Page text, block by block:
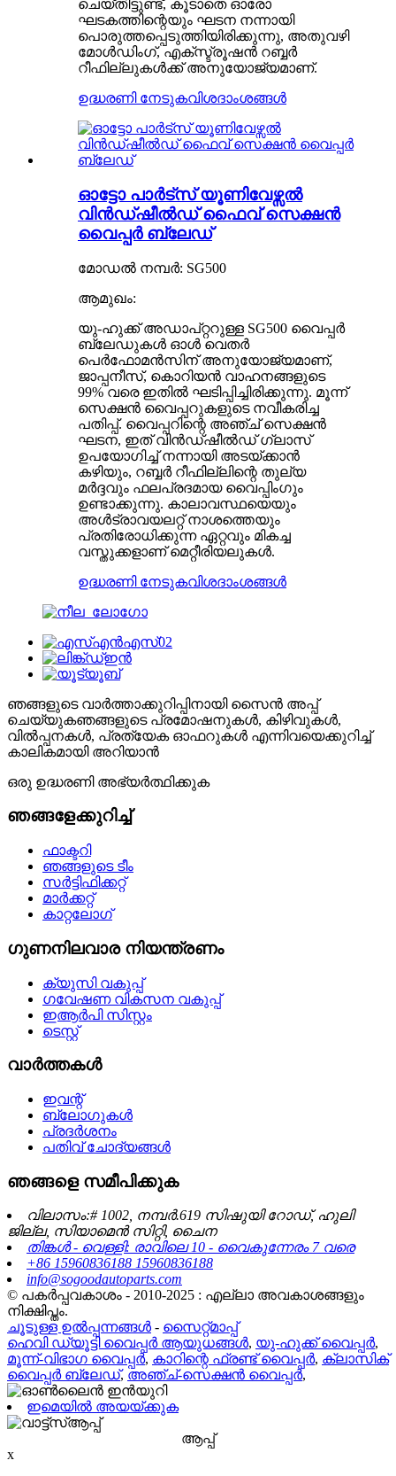
ചെയ്തിട്ടുണ്ട്, കൂടാതെ ഓരോ
ഘടകത്തിന്റെയും ഘടന നന്നായി
പൊരുത്തപ്പെടുത്തിയിരിക്കുന്നു, അതുവഴി
മോൾഡിംഗ്, എക്സ്ട്രൂഷൻ റബ്ബർ
റീഫില്ലുകൾക്ക് അനുയോജ്യമാണ്.
ഉദ്ധരണി നേടുകവിശദാംശങ്ങൾ
ഓട്ടോ പാർട്സ് യൂണിവേഴ്സൽ
വിൻഡ്ഷീൽഡ് ഫൈവ് സെക്ഷൻ
വൈപ്പർ ബ്ലേഡ്
മോഡൽ നമ്പർ: SG500
ആമുഖം:
യു-ഹുക്ക് അഡാപ്റ്ററുള്ള SG500 വൈപ്പർ
ബ്ലേഡുകൾ ഓൾ വെതർ
പെർഫോമൻസിന് അനുയോജ്യമാണ്,
ജാപ്പനീസ്, കൊറിയൻ വാഹനങ്ങളുടെ
99% വരെ ഇതിൽ ഘടിപ്പിച്ചിരിക്കുന്നു. മൂന്ന്
സെക്ഷൻ വൈപ്പറുകളുടെ നവീകരിച്ച
പതിപ്പ്. വൈപ്പറിന്റെ അഞ്ച് സെക്ഷൻ
ഘടന, ഇത് വിൻഡ്ഷീൽഡ് ഗ്ലാസ്
ഉപയോഗിച്ച് നന്നായി അടയ്ക്കാൻ
കഴിയും, റബ്ബർ റീഫില്ലിന്റെ തുല്യ
മർദ്ദവും ഫലപ്രദമായ വൈപ്പിംഗും
ഉണ്ടാക്കുന്നു. കാലാവസ്ഥയെയും
അൾട്രാവയലറ്റ് നാശത്തെയും
പ്രതിരോധിക്കുന്ന ഏറ്റവും മികച്ച
വസ്തുക്കളാണ് മെറ്റീരിയലുകൾ.
ഉദ്ധരണി നേടുകവിശദാംശങ്ങൾ
ഞങ്ങളുടെ വാർത്താക്കുറിപ്പിനായി സൈൻ അപ്പ്
ചെയ്യുകഞങ്ങളുടെ പ്രമോഷനുകൾ, കിഴിവുകൾ,
വിൽപ്പനകൾ, പ്രത്യേക ഓഫറുകൾ എന്നിവയെക്കുറിച്ച്
കാലികമായി അറിയാൻ
ഒരു ഉദ്ധരണി അഭ്യർത്ഥിക്കുക
ഞങ്ങളേക്കുറിച്ച്
ഫാക്ടറി
ഞങ്ങളുടെ ടീം
സർട്ടിഫിക്കറ്റ്
മാർക്കറ്റ്
കാറ്റലോഗ്
ഗുണനിലവാര നിയന്ത്രണം
ക്യുസി വകുപ്പ്
ഗവേഷണ വികസന വകുപ്പ്
ഇആർപി സിസ്റ്റം
ടെസ്റ്റ്
വാർത്തകൾ
ഇവന്റ്
ബ്ലോഗുകൾ
പ്രദർശനം
പതിവ് ചോദ്യങ്ങൾ
ഞങ്ങളെ സമീപിക്കുക
വിലാസം:# 1002, നമ്പർ.619 സിഷുയി റോഡ്, ഹുലി
ജില്ല, സിയാമെൻ സിറ്റി, ചൈന
തിങ്കൾ - വെള്ളി: രാവിലെ 10 - വൈകുന്നേരം 7 വരെ
+86 15960836188 15960836188
info@sogoodautoparts.com
© പകർപ്പവകാശം - 2010-2025 : എല്ലാ അവകാശങ്ങളും
നിക്ഷിപ്തം.
ചൂടുള്ള ഉൽപ്പന്നങ്ങൾ - സൈറ്റ്മാപ്പ്
ഹെവി ഡ്യൂട്ടി വൈപ്പർ ആയുധങ്ങൾ, യു-ഹുക്ക് വൈപ്പർ,
മൂന്ന്-വിഭാഗ വൈപ്പർ, കാറിന്റെ ഫ്രണ്ട് വൈപ്പർ, ക്ലാസിക്
വൈപ്പർ ബ്ലേഡ്, അഞ്ച്-സെക്ഷൻ വൈപ്പർ,
ഇമെയിൽ അയയ്ക്കുക
ആപ്പ്
x